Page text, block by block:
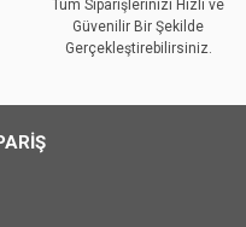
Tüm Siparişlerinizi Hızlı ve
Güvenilir Bir Şekilde
Gerçekleştirebilirsiniz.